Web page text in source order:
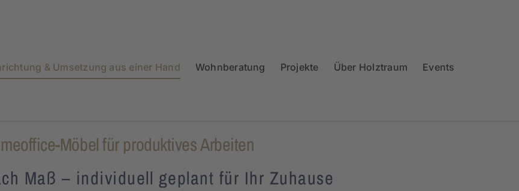
& Umsetzung aus einer Hand Wohnberatung Projekte Über Holztraum
Events
Möbel für produktives Arbeiten
Maß – individuell geplant für Ihr Zuhause